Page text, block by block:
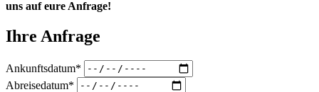
uns auf eure Anfrage!
Ihre Anfrage
Ankunftsdatum*
Abreisedatum*